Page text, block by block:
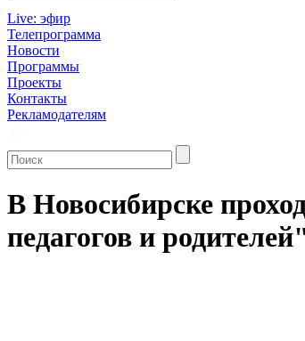
Live: эфир
Телепрограмма
Новости
Программы
Проекты
Контакты
Рекламодателям
В Новосибирске
педагогов и